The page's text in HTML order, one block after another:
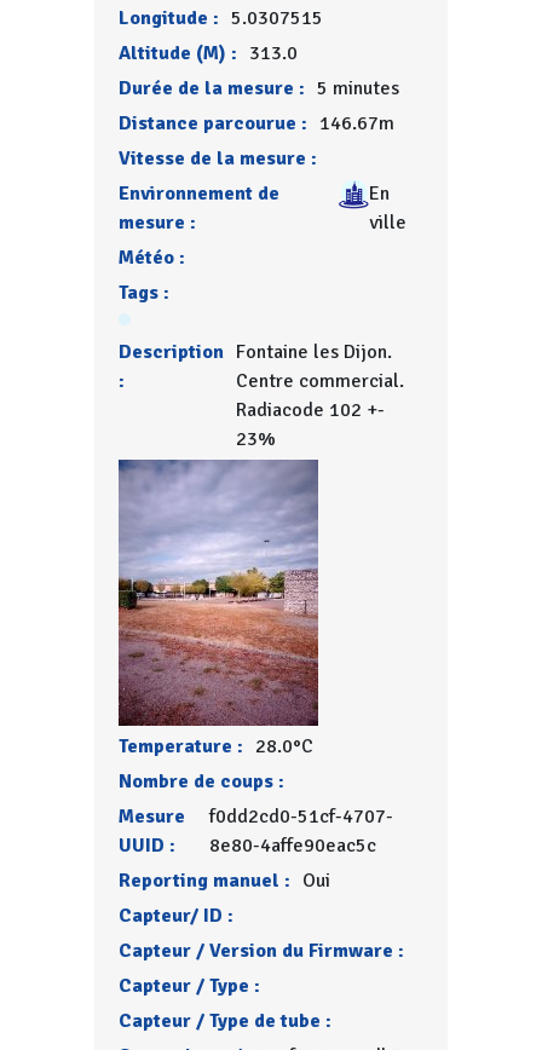
Longitude : 5.0307515
Altitude (M) : 313.0
Durée de la mesure : 5 minutes
Distance parcourue : 146.67m
Vitesse de la mesure :
Environnement de
mesure :
En
ville
Météo :
Tags :
Description
:
Fontaine les Dijon.
Centre commercial.
Radiacode 102 +-
23%
Temperature : 28.0°C
Nombre de coups :
Mesure
UUID :
f0dd2cd0-51cf-4707-
8e80-4affe90eac5c
Reporting manuel : Oui
Capteur/ ID :
Capteur / Version du Firmware :
Capteur / Type :
Capteur / Type de tube :